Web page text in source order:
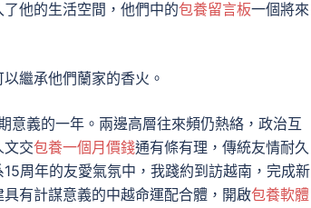
他的生活空間，他們中的包養留言板一個將來
繼承他們蘭家的香火。
意義的一年。兩邊高層往來頻仍熱絡，政治互
文交包養一個月價錢通有條有理，傳統友情耐久
15周年的友愛氣氛中，我踐約到訪越南，完成新
有計謀意義的中越命運配合體，開啟包養軟體